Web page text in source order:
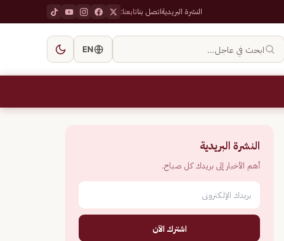
النشرة البريديةاتصل بناتابعنا:
ابحث في عاجل… EN
النشرة البريدية
أهم الأخبار إلى بريدك كل صباح.
اشترك الآن